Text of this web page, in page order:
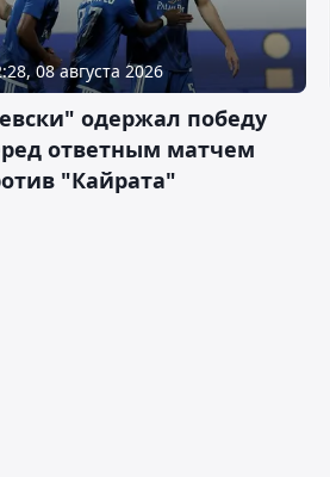
08 августа 2026
одержал победу
ответным матчем
"Кайрата"